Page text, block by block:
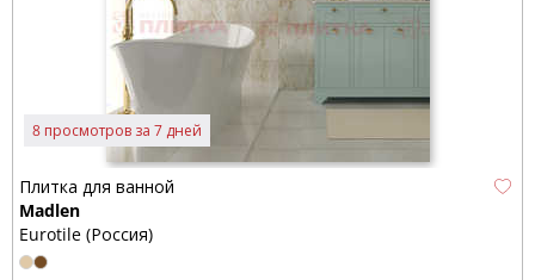
8 просмотров за 7 дней
Плитка для ванной
Madlen
Eurotile (Россия)